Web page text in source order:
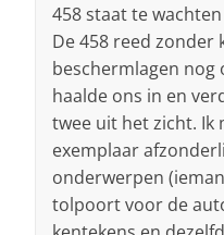
458 staat te
De 458 reed zonder
beschermlagen
haalde ons in en
twee uit het zicht. Ik
exemplaar
onderwerpen
tolpoort voor de